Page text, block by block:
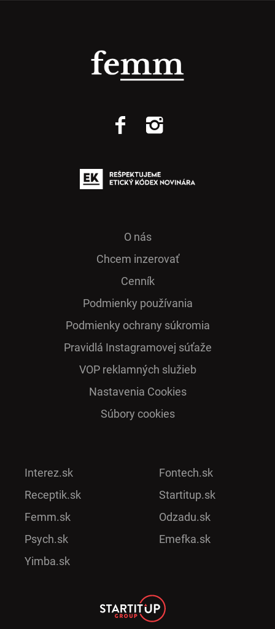
O nás
Chcem inzerovať
Cenník
Podmienky používania
Podmienky ochrany súkromia
Pra­vidlá Ins­ta­gra­mo­vej sú­ťaže
VOP reklamných služieb
Nastavenia Cookies
Súbory cookies
Interez.sk
Receptik.sk
Femm.sk
Psych.sk
Yimba.sk
Fontech.sk
Startitup.sk
Odzadu.sk
Emefka.sk